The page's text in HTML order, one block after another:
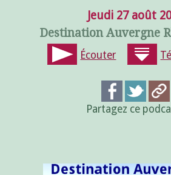
Jeudi 27 août
Destination Auvergne
Écouter
Partagez ce